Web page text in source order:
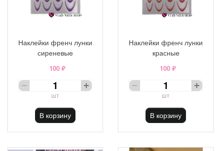
Наклейки френч лунки
сиреневые
100 ₽
шт
В корзину
Наклейки френч лунки
красные
100 ₽
шт
В корзину